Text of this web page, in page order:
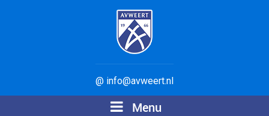
@ info@avweert.nl
Menu